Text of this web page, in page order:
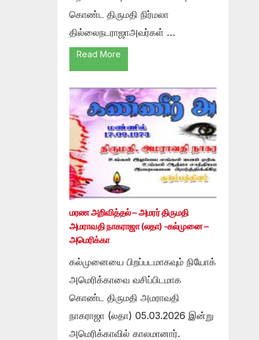
கொண்ட திருமதி நிர்மலா
தில்லைநடராஜாஅவர்கள் …
Read More
மரண அறிவித்தல் – அமரர் திருமதி
அமராவதி நாகராஜா (லதா) -கல்முனை –
அமெரிக்கா
கல்முனையை பிறப்படமாகவும் நியோக்
அமெரிக்காவை வசிப்பிடமாக
கொண்ட திருமதி அமராவதி
நாகராஜா (லதா) 05.03.2026 இன்று
அமெரிக்காவில் காலமானார்.